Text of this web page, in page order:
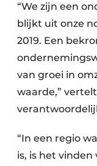
“We zijn een
blijkt uit onze
2019. Een
van groei in
waarde,”
“In een regio
is, is het